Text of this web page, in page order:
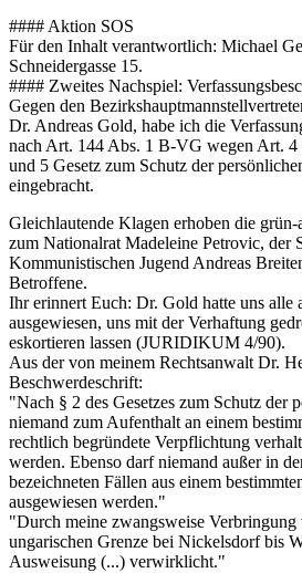
#### Aktion SOS
Für den Inhalt verantwortlich: Michael
Schneidergasse 15.
#### Zweites Nachspiel:
Gegen den
Dr. Andreas Gold, habe ich die
nach Art. 144 Abs. 1 B-VG wegen Art.
und 5 Gesetz zum Schutz der
eingebracht.
Gleichlautende Klagen erhoben die
zum Nationalrat Madeleine Petrovic, der
Kommunistischen Jugend Andreas
Betroffene.
Ihr erinnert Euch: Dr. Gold hatte uns alle
ausgewiesen, uns mit der Verhaftung
eskortieren lassen (JURIDIKUM 4/90).
Aus der von meinem Rechtsanwalt Dr.
Beschwerdeschrift:
"Nach § 2 des Gesetzes zum Schutz der
niemand zum Aufenthalt an einem
rechtlich begründete Verpflichtung
werden. Ebenso darf niemand außer in
bezeichneten Fällen aus einem
ausgewiesen werden."
"Durch meine zwangsweise Verbringung
ungarischen Grenze bei Nickelsdorf bis
Ausweisung (...) verwirklicht."